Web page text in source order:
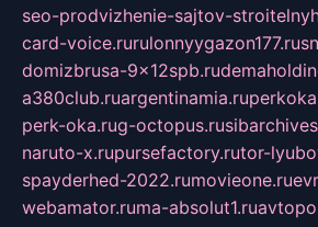
seo-prodvizhenie-sajtov-
card-voice.rurulonnyygazon177.ru
domizbrusa-9x12spb.ru
a380club.ruargentinamia.ru
perk-oka.rug-octopus.ru
naruto-x.rupursefactory.rutor-
spayderhed-2022.rumovieone.ru
webamator.ruma-absolut1.ru